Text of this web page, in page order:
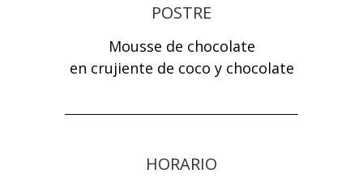
POSTRE
Mousse de chocolate
en crujiente de coco y chocolate
HORARIO